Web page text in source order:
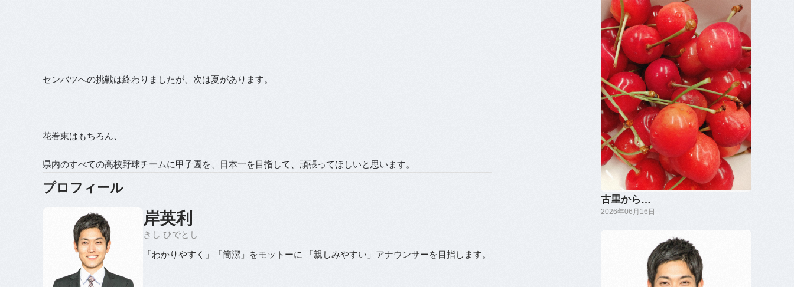
センバツへの挑戦は終わりましたが、次は夏があります。
花巻東はもちろん、
県内のすべての高校野球チームに甲子園を、日本一を目指して、頑張ってほしいと思います。
プロフィール
きし ひでとし
岸英利
「わかりやすく」「簡潔」をモットーに 「親しみやすい」アナウンサーを目指します。
古里から…
2026年06月16日